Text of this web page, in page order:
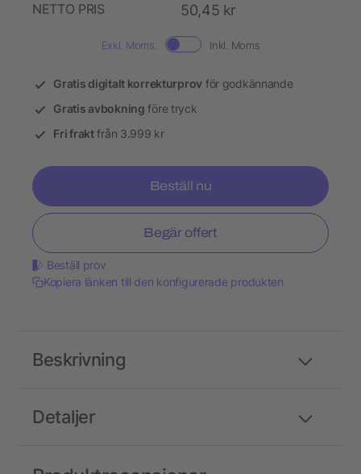
NETTO PRIS
50,45 kr
Exkl. Moms. Inkl. Moms
Gratis digitalt korrekturprov för godkännande
Gratis avbokning före tryck
Fri fraktfrån 3.999 kr
Beställ nu
Begär offert
Beställ prov
Kopiera länken till den konfigurerade produkten
Detaljer
Beskrivning